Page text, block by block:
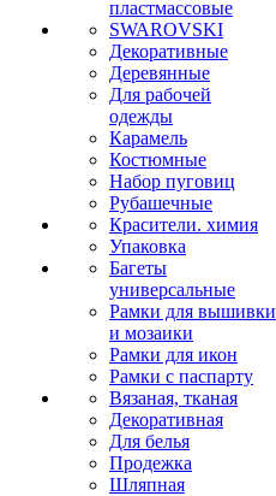
пластмассовые
SWAROVSKI
Декоративные
Деревянные
Для рабочей
одежды
Карамель
Костюмные
Набор пуговиц
Рубашечные
Красители. химия
Упаковка
Багеты
универсальные
Рамки для вышивки
и мозаики
Рамки для икон
Рамки с паспарту
Вязаная, тканая
Декоративная
Для белья
Продежка
Шляпная